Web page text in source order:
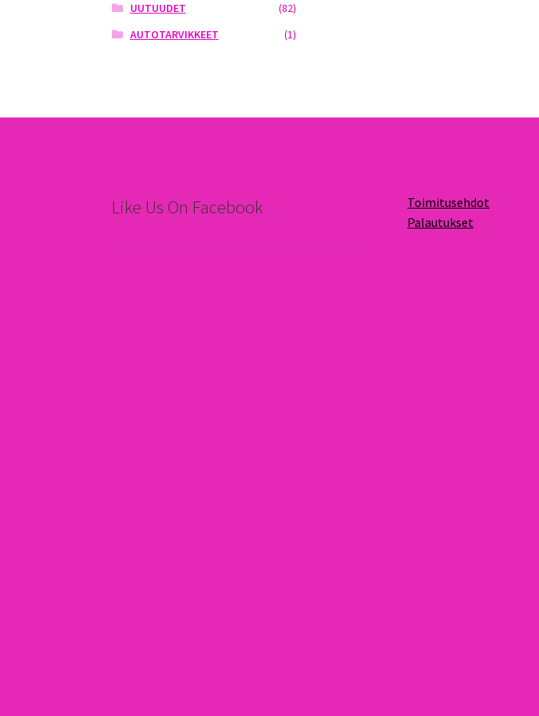
UUTUUDET
(82)
AUTOTARVIKKEET
(1)
Like Us On Facebook
Toimitusehdot
Palautukset